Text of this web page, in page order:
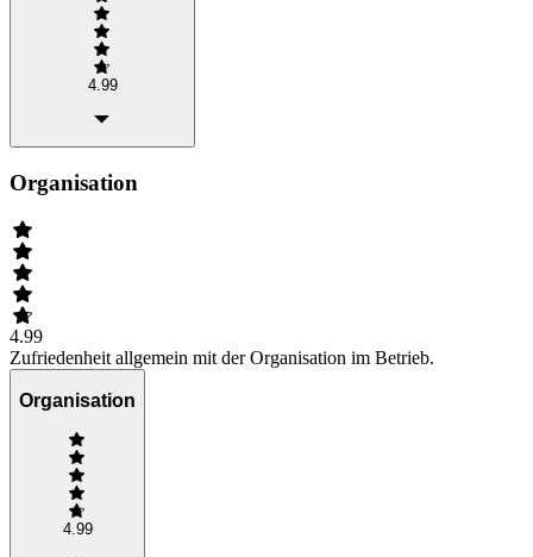
4.99
Organisation
4.99
Zufriedenheit allgemein mit der Organisation im Betrieb.
Organisation
4.99